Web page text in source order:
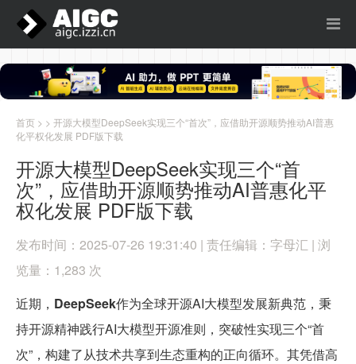
首页 > > 开源大模型DeepSeek实现三个“首次”，应借助开源顺势推动AI普惠
化平权化发展 PDF版下载
开源大模型DeepSeek实现三个“首
次”，应借助开源顺势推动AI普惠化平
权化发展 PDF版下载
发布时间：2025-07-26 19:31:40 | 责任编辑：字母汇 | 浏
览量：1,283 次
近期， DeepSeek作为全球开源AI大模型发展新典范，秉
持开源精神践行AI大模型开源准则，突破性实现三个“首
次”，构建了从技术共享到生态重构的正向循环。其凭借高